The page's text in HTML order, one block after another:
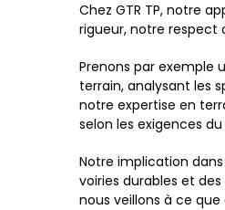
Chez GTR TP, notre
rigueur, notre respect
Prenons par exemple
terrain, analysant les
notre expertise en
selon les exigences
Notre implication
voiries durables et
nous veillons à ce